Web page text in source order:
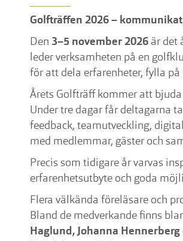
Golfträffen 2026 –
Den 3–5 november 2026 är det
leder verksamheten på en
för att dela erfarenheter, fylla
Årets Golfträff kommer att
Under tre dagar får deltagarna
feedback, teamutveckling,
med medlemmar, gäster och
Precis som tidigare år varvas
erfarenhetsutbyte och goda
Flera välkända föreläsare och
Bland de medverkande finns
Haglund, Johanna Hennerberg